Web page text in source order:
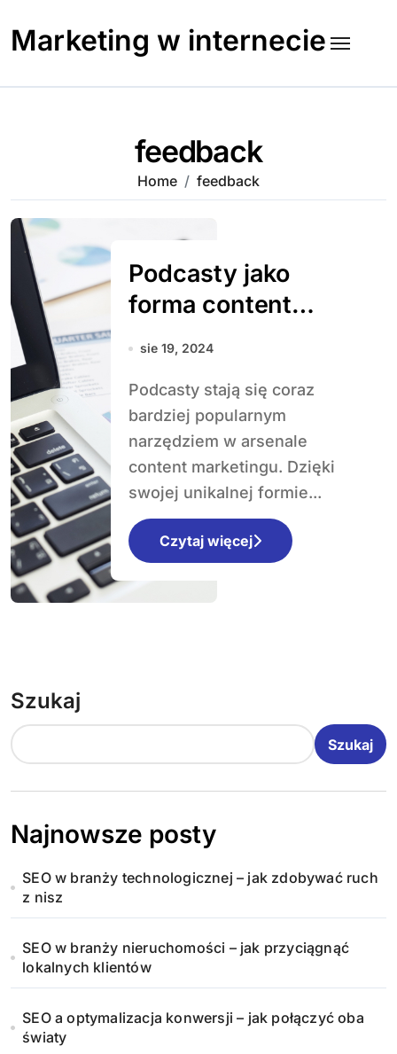
content
Marketing w internecie
feedback
Home feedback
Podcasty jako
forma content
marketingu – jak
przyciągnąć
słuchaczy?
sie 19, 2024
Podcasty stają się coraz
bardziej popularnym
narzędziem w arsenale
content marketingu. Dzięki
swojej unikalnej formie...
Czytaj więcej
Szukaj
Szukaj
Najnowsze posty
SEO w branży technologicznej – jak zdobywać ruch
z nisz
SEO w branży nieruchomości – jak przyciągnąć
lokalnych klientów
SEO a optymalizacja konwersji – jak połączyć oba
światy